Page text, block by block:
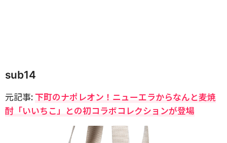
sub14
元記事:下町のナポレオン！ニューエラからなんと麦焼
酎「いいちこ」との初コラボコレクションが登場